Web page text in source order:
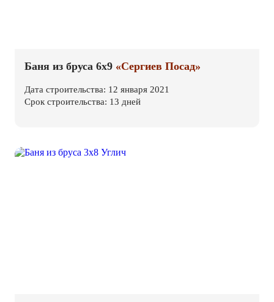
Баня из бруса 6х9 «Сергиев Посад»
Дата строительства: 12 января 2021
Срок строительства: 13 дней